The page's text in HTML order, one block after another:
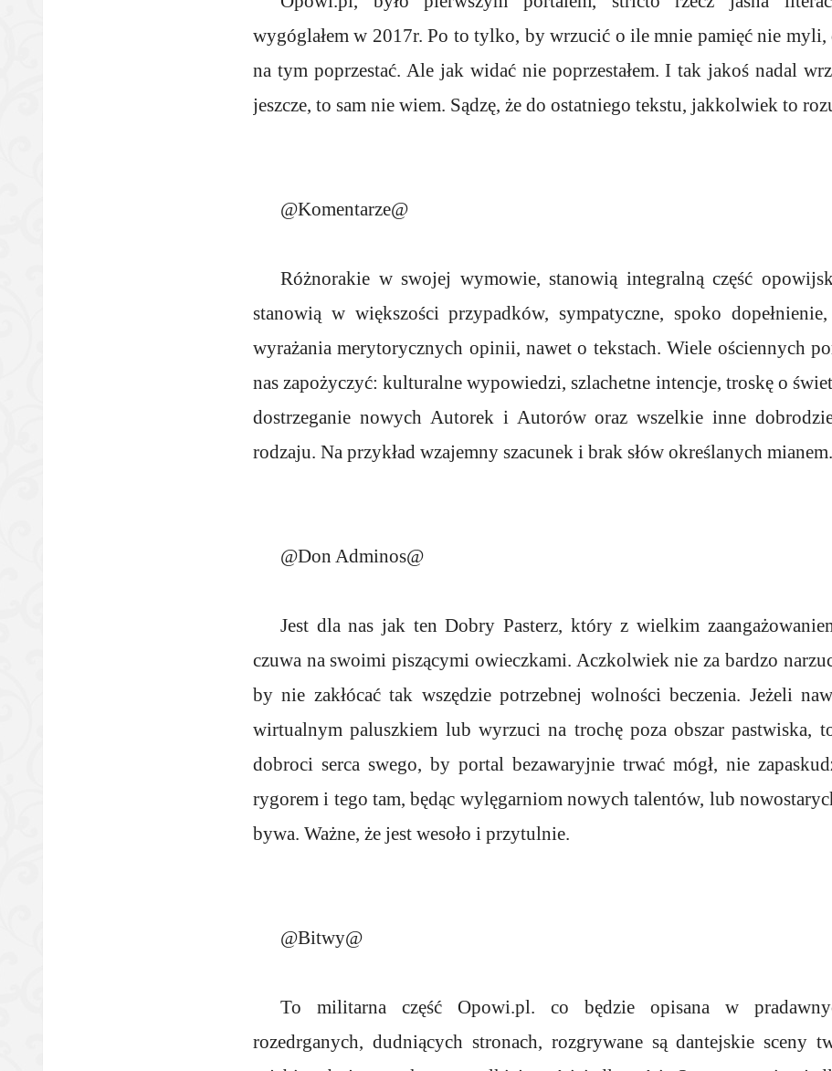
wygóglałem w 2017r. Po to tylko, by wrzucić o ile mnie pamięć nie
na tym poprzestać. Ale jak widać nie poprzestałem. I tak jakoś nadal
jeszcze, to sam nie wiem. Sądzę, że do ostatniego tekstu, jakkolwiek to
@Komentarze@
Różnorakie w swojej wymowie, stanowią integralną część
stanowią w większości przypadków, sympatyczne, spoko
wyrażania merytorycznych opinii, nawet o tekstach. Wiele ościennych
nas zapożyczyć: kulturalne wypowiedzi, szlachetne intencje, troskę o
dostrzeganie nowych Autorek i Autorów oraz wszelkie inne
rodzaju. Na przykład wzajemny szacunek i brak słów określanych mianem.
@Don Adminos@
Jest dla nas jak ten Dobry Pasterz, który z wielkim
czuwa na swoimi piszącymi owieczkami. Aczkolwiek nie za bardzo
by nie zakłócać tak wszędzie potrzebnej wolności beczenia. Jeżeli
wirtualnym paluszkiem lub wyrzuci na trochę poza obszar pastwiska,
dobroci serca swego, by portal bezawaryjnie trwać mógł, nie
rygorem i tego tam, będąc wylęgarniom nowych talentów, lub
bywa. Ważne, że jest wesoło i przytulnie.
@Bitwy@
To militarna część Opowi.pl. co będzie opisana w
rozedrganych, dudniących stronach, rozgrywane są dantejskie sceny